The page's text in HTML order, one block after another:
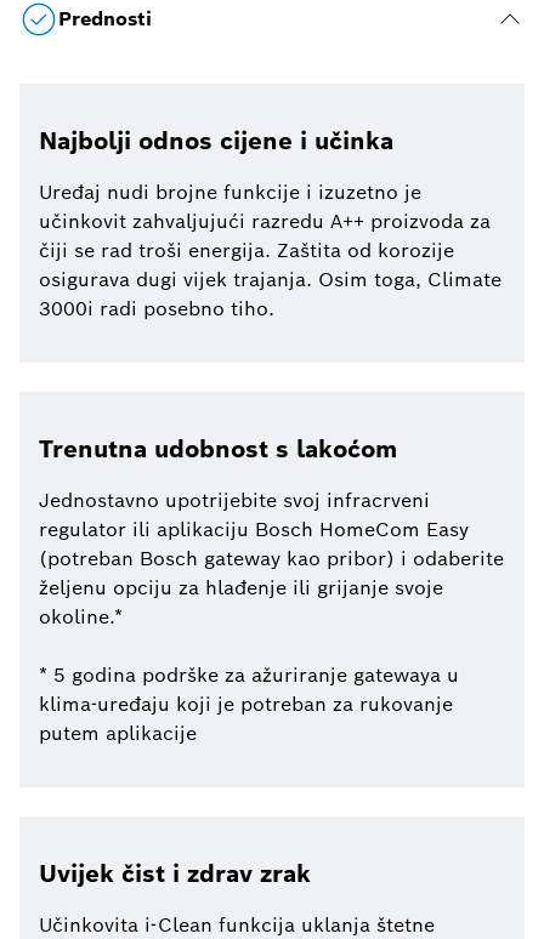
Prednosti
Najbolji odnos cijene i učinka
Uređaj nudi brojne funkcije i izuzetno je
učinkovit zahvaljujući razredu A++ proizvoda za
čiji se rad troši energija. Zaštita od korozije
osigurava dugi vijek trajanja. Osim toga, Climate
3000i radi posebno tiho.
Trenutna udobnost s lakoćom
Jednostavno upotrijebite svoj infracrveni
regulator ili aplikaciju Bosch HomeCom Easy
(potreban Bosch gateway kao pribor) i odaberite
željenu opciju za hlađenje ili grijanje svoje
okoline.*
* 5 godina podrške za ažuriranje gatewaya u
klima-uređaju koji je potreban za rukovanje
putem aplikacije
Uvijek čist i zdrav zrak
Učinkovita i-Clean funkcija uklanja štetne